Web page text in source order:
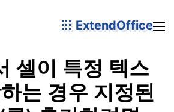
ExtendOffice
셀이 특정 텍스
는 경우 지정된